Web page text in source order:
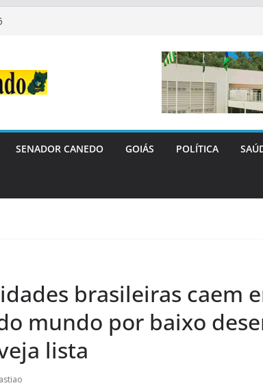
SENADOR CANEDO GOIÁS POLÍTICA
brasileiras caem
mundo por baixo
lista